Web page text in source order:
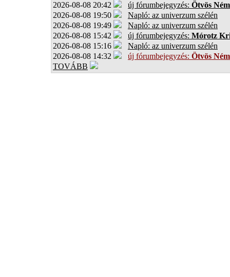
2026-08-08 20:42 új fórumbejegyzés: Ötvös
2026-08-08 19:50
Napló: az univerzum szélén
2026-08-08 19:49
Napló: az univerzum szélén
2026-08-08 15:42
új fórumbejegyzés: Mórotz
2026-08-08 15:16
Napló: az univerzum szélén
2026-08-08 14:32
új fórumbejegyzés: Ötvös
TOVÁBB